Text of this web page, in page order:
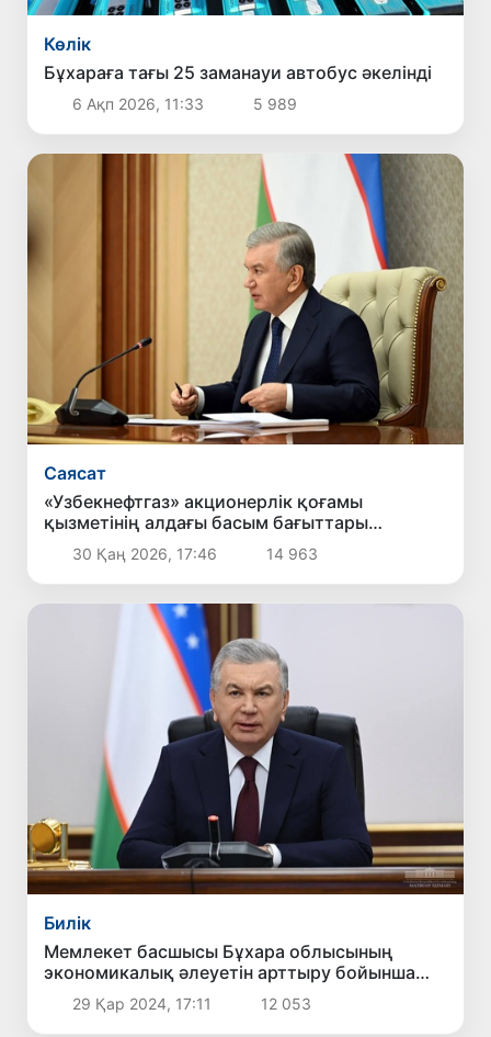
Көлік
Бұхараға тағы 25 заманауи автобус әкелінді
6 Ақп 2026, 11:33 5 989
Саясат
«Узбекнефтгаз» акционерлік қоғамы
қызметінің алдағы басым бағыттары
айқындалды
30 Қаң 2026, 17:46 14 963
Билік
Мемлекет басшысы Бұхара облысының
экономикалық әлеуетін арттыру бойынша
жиын өткізді
29 Қар 2024, 17:11 12 053